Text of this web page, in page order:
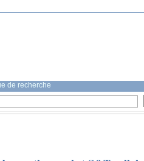
de recherche